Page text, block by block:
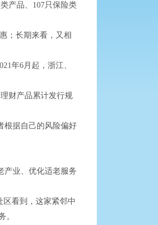
产品、107只保险类
；长期来看，又相
年6月起，浙江、
财产品累计发行规
根据自己的风险偏好
业、优化适老服务
看到，这家紧邻中
。